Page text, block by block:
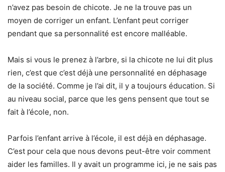
n’avez pas besoin de chicote. Je ne la trouve pas un
moyen de corriger un enfant. L’enfant peut corriger
pendant que sa personnalité est encore malléable.
Mais si vous le prenez à l’arbre, si la chicote ne lui dit plus
rien, c’est que c’est déjà une personnalité en déphasage
de la société. Comme je l’ai dit, il y a toujours éducation. Si
au niveau social, parce que les gens pensent que tout se
fait à l’école, non.
Parfois l’enfant arrive à l’école, il est déjà en déphasage.
C’est pour cela que nous devons peut-être voir comment
aider les familles. Il y avait un programme ici, je ne sais pas